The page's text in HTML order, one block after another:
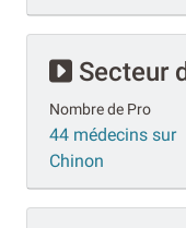
Secteur
Nombre de Pro
44 médecins sur
Chinon